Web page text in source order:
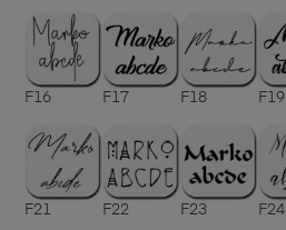
F16 F17 F18 F19
F21 F22 F23 F24